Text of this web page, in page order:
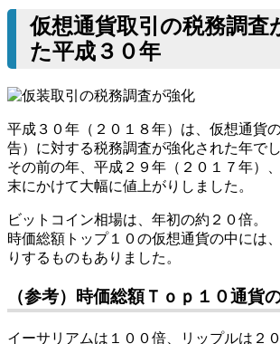
仮想通貨取引の税務調査
た平成３０年
平成３０年（２０１８年）は、仮想通貨
告）に対する税務調査が強化された年でし
その前の年、平成２９年（２０１７年）
末にかけて大幅に値上がりしました。
ビットコイン相場は、年初の約２０倍。
時価総額トップ１０の仮想通貨の中には
りするものもありました。
（参考）時価総額Ｔｏｐ１０通貨
イーサリアムは１００倍、リップルは２